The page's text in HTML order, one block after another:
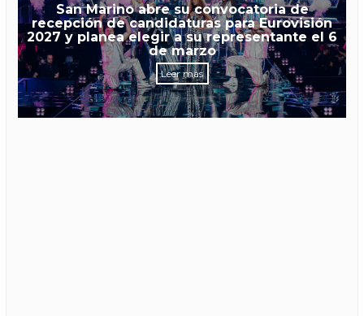
San Marino abre su convocatoria de
recepción de candidaturas para Eurovisión
2027 y planea elegir a su representante el 6
de marzo
Leer más